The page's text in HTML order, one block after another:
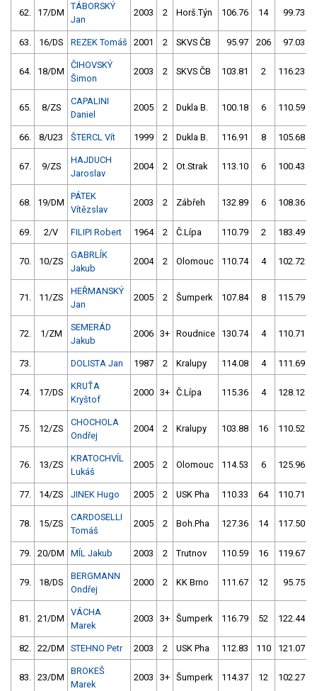
62. 17/DM
TÁBORSKÝ
Jan
2003 2 Horš.Týn 106.76 14 99.73
63. 16/DS REZEK Tomáš 2001 2 SKVS ČB 95.97 206 97.03
64. 18/DM
ČIHOVSKÝ
Šimon
2003 2 SKVS ČB 103.81 2 116.23
65. 8/ZS
CAPALINI
Daniel
2005 2 Dukla B. 100.18 6 110.59
66. 8/U23 ŠTERCL Vít 1999 2 Dukla B. 116.91 8 105.68
67. 9/ZS
HAJDUCH
Jaroslav
2004 2 Ot.Strak 113.10 6 100.43
68. 19/DM
PÁTEK
Vítězslav
2003 2 Zábřeh 132.89 6 108.36
69. 2/V FILIPI Robert 1964 2 Č.Lípa 110.79 2 183.49
70. 10/ZS
GABRLÍK
Jakub
2004 2 Olomouc 110.74 4 102.72
71. 11/ZS
HEŘMANSKÝ
Jan
2005 2 Šumperk 107.84 8 115.79
72. 1/ZM
SEMERÁD
Jakub
2006 3+ Roudnice 130.74 4 110.71
73. DOLISTA Jan 1987 2 Kralupy 114.08 4 111.69
74. 17/DS
KRUŤA
Kryštof
2000 3+ Č.Lípa 115.36 4 128.12
75. 12/ZS
CHOCHOLA
Ondřej
2004 2 Kralupy 103.88 16 110.52
76. 13/ZS
KRATOCHVÍL
Lukáš
2005 2 Olomouc 114.53 6 125.96
77. 14/ZS JINEK Hugo 2005 2 USK Pha 110.33 64 110.71
78. 15/ZS
CARDOSELLI
Tomáš
2005 2 Boh.Pha 127.36 14 117.50
79. 20/DM MÍL Jakub 2003 2 Trutnov 110.59 16 119.67
79. 18/DS
BERGMANN
Ondřej
2000 2 KK Brno 111.67 12 95.75
81. 21/DM
VÁCHA
Marek
2003 3+ Šumperk 116.79 52 122.44
82. 22/DM STEHNO Petr 2003 2 USK Pha 112.83 110 121.07
83. 23/DM
BROKEŠ
Marek
2003 3+ Šumperk 114.37 12 102.27